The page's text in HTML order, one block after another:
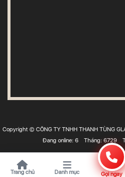
Copyright © CÔNG TY TNHH THANH TÙNG
Đang online: 6
Tháng: 6729
Trang chủ Danh mục Gọi ngay